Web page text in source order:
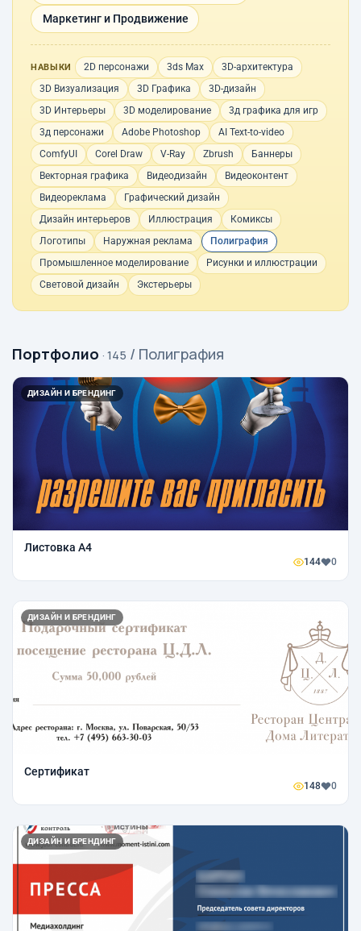
Маркетинг и Продвижение
НАВЫКИ 2D персонажи 3ds Max
3D-архитектура
3D Визуализация
3D Графика
3D-дизайн
3D Интерьеры
3D моделирование
3д графика для игр
3д персонажи
Adobe Photoshop
AI Text-to-video
ComfyUI
Corel Draw V-Ray Zbrush
Баннеры
Векторная графика
Видеодизайн
Видеоконтент
Видеореклама
Графический дизайн
Дизайн интерьеров
Иллюстрация
Комиксы
Логотипы
Наружная реклама
Полиграфия
Промышленное моделирование
Рисунки и иллюстрации
Световой дизайн
Экстерьеры
Портфолио · 145 / Полиграфия
ДИЗАЙН И БРЕНДИНГ
Листовка А4
144 0
ДИЗАЙН И БРЕНДИНГ
Сертификат
148 0
ДИЗАЙН И БРЕНДИНГ